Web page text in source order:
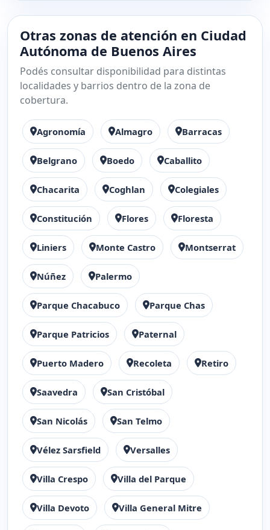
Otras zonas de atención en Ciudad
Autónoma de Buenos Aires
Podés consultar disponibilidad para distintas
localidades y barrios dentro de la zona de
cobertura.
Agronomía Almagro Barracas
Belgrano Boedo Caballito
Chacarita Coghlan Colegiales
Constitución Flores Floresta
Liniers Monte Castro Montserrat
Núñez Palermo
Parque Chacabuco Parque Chas
Parque Patricios Paternal
Puerto Madero Recoleta Retiro
Saavedra San Cristóbal
San Nicolás San Telmo
Vélez Sarsfield Versalles
Villa Crespo Villa del Parque
Villa Devoto Villa General Mitre